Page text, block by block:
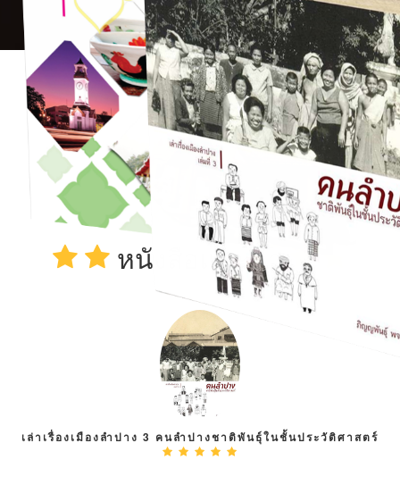
หนังสือแนะนำ
เล่าเรื่องเมืองลำปาง 3 คนลำปางชาติพันธุ์ในชั้นประวัติศาสตร์